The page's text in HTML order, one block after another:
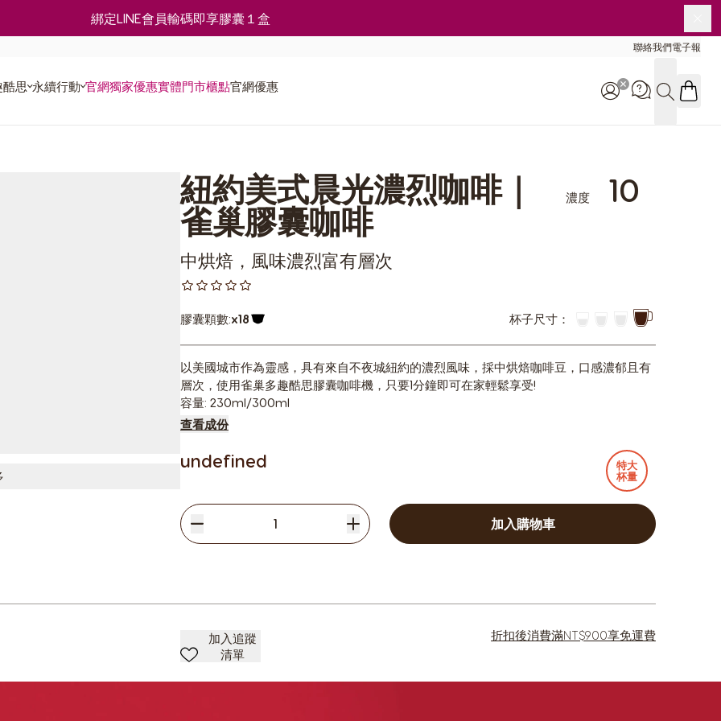
綁定LINE會員輸碼即享膠囊１盒
關
聯絡我們電子報
思 永續行動 官網獨家優惠實體門市櫃點官網優惠
0800-000-338
9:00 - 16:00
搜尋
紐約美式晨光濃烈咖啡｜
雀巢膠囊咖啡
中烘焙，風味濃烈富有層次
濃度 10
膠囊顆數:x18 杯子尺寸：
以美國城市作為靈感，具有來自不夜城紐約的濃烈風味，採中烘焙咖啡豆，口感濃郁且有
層次，使用雀巢多趣酷思膠囊咖啡機，只要1分鐘即可在家輕鬆享受!
容量: 230ml/300ml
查看成份
undefined
特大
杯量
增加
加入購物車
折扣後消費滿NT$900享免運費
加入清單
加入追蹤
清單